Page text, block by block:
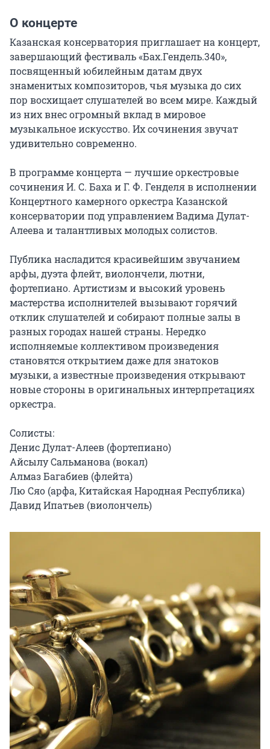
О концерте
Казанская консерватория приглашает на концерт,
завершающий фестиваль «Бах.Гендель.340»,
посвященный юбилейным датам двух
знаменитых композиторов, чья музыка до сих
пор восхищает слушателей во всем мире. Каждый
из них внес огромный вклад в мировое
музыкальное искусство. Их сочинения звучат
удивительно современно.
В программе концерта — лучшие оркестровые
сочинения И. С. Баха и Г. Ф. Генделя в исполнении
Концертного камерного оркестра Казанской
консерватории под управлением Вадима Дулат-
Алеева и талантливых молодых солистов.
Публика насладится красивейшим звучанием
арфы, дуэта флейт, виолончели, лютни,
фортепиано. Артистизм и высокий уровень
мастерства исполнителей вызывают горячий
отклик слушателей и собирают полные залы в
разных городах нашей страны. Нередко
исполняемые коллективом произведения
становятся открытием даже для знатоков
музыки, а известные произведения открывают
новые стороны в оригинальных интерпретациях
оркестра.
Солисты:
Денис Дулат-Алеев (фортепиано)
Айсылу Сальманова (вокал)
Алмаз Багабиев (флейта)
Лю Сяо (арфа, Китайская Народная Республика)
Давид Ипатьев (виолончель)